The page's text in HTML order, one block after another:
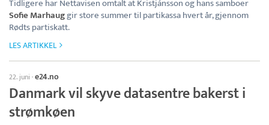
Tidligere har Nettavisen omtalt at Kristjánsson og hans samboer
Sofie Marhauggir store summer til partikassa hvert år, gjennom
Rødts partiskatt.
LES ARTIKKEL
22. juni ·e24.no
Danmark vil skyve datasentre bakerst i
strømkøen